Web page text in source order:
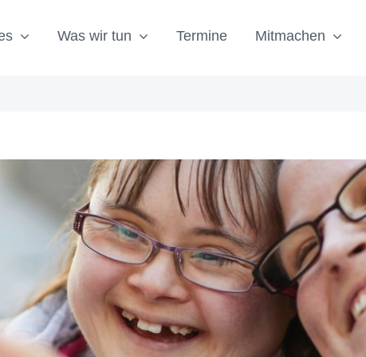
Was wir tun Termine Mitmachen